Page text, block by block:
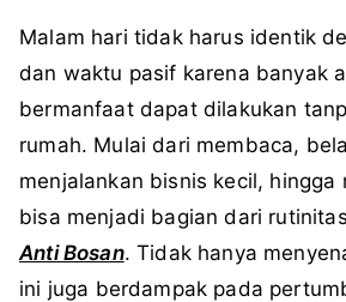
Malam hari tidak harus identik
dan waktu pasif karena banyak
bermanfaat dapat dilakukan
rumah. Mulai dari membaca,
menjalankan bisnis kecil, hingga
bisa menjadi bagian dari rutinitas
Anti Bosan. Tidak hanya
ini juga berdampak pada